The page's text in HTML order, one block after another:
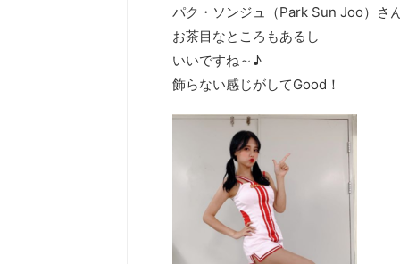
パク・ソンジュ（Park Sun Joo）さ
お茶目なところもあるし
いいですね～♪
飾らない感じがしてGood！